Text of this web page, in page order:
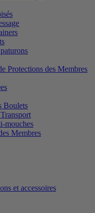
Protections des Membres
Boulets
mouches
Membres
et accessoires